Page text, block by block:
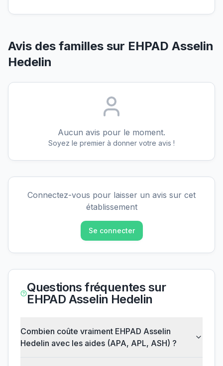
Avis des familles sur EHPAD Asselin
Hedelin
Aucun avis pour le moment.
Soyez le premier à donner votre avis !
Connectez-vous pour laisser un avis sur cet
établissement
Se connecter
Questions fréquentes sur
EHPAD Asselin Hedelin
Combien coûte vraiment EHPAD Asselin
Hedelin avec les aides (APA, APL, ASH) ?